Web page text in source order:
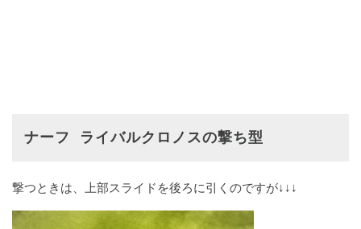
ナーフ ライバルクロノスの撃ち型
撃つときは、上部スライドを後ろに引くのですが↓↓↓